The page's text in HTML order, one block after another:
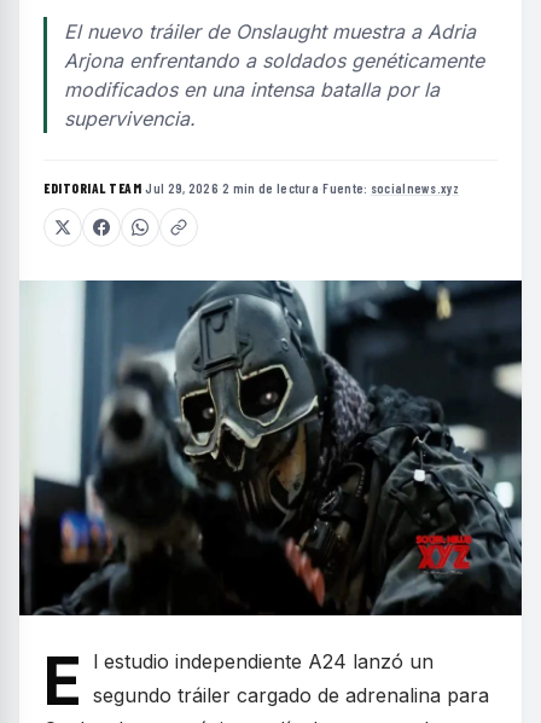
El nuevo tráiler de Onslaught muestra a Adria
Arjona enfrentando a soldados genéticamente
modificados en una intensa batalla por la
supervivencia.
EDITORIAL TEAM·Jul 29, 2026·2 min de lectura·Fuente: socialnews.xyz
E
l estudio independiente A24 lanzó un
segundo tráiler cargado de adrenalina para